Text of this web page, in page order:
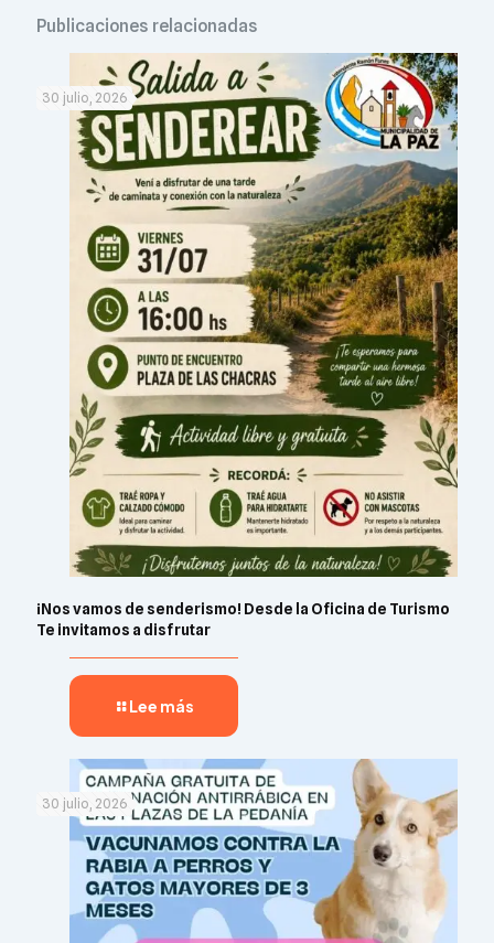
Publicaciones relacionadas
30 julio, 2026
¡Nos vamos de senderismo! Desde la Oficina de Turismo
Te invitamos a disfrutar
Lee más
30 julio, 2026